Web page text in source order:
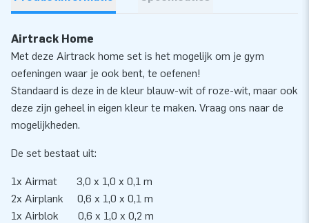
Airtrack Home
Met deze Airtrack home set is het mogelijk om je gym
oefeningen waar je ook bent, te oefenen!
Standaard is deze in de kleur blauw-wit of roze-wit, maar ook
deze zijn geheel in eigen kleur te maken. Vraag ons naar de
mogelijkheden.
De set bestaat uit:
1x Airmat 3,0 x 1,0 x 0,1 m
2x Airplank 0,6 x 1,0 x 0,1 m
1x Airblok 0,6 x 1,0 x 0,2 m